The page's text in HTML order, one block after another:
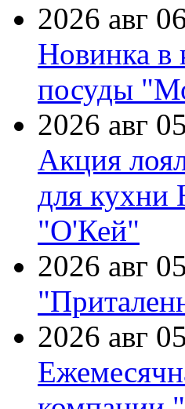
2026 авг
Новинка в
посуды
2026 авг 05
Акция
для кухни
"О'Кей"
2026 авг 05
2026 авг 05